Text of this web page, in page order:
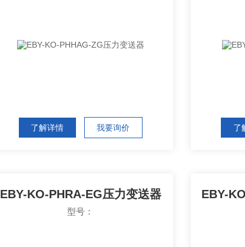
了解详情 我要询价 了
EBY-KO-PHRA-EG压力变送器
型号：
EBY-